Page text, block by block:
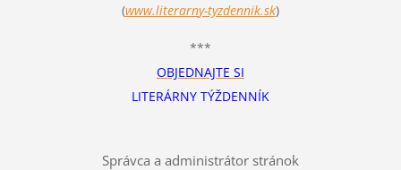
(www.literarny-tyzdennik.sk)
***
OBJEDNAJTE SI
LITERÁRNY TÝŽDENNÍK
Správca a administrátor stránok